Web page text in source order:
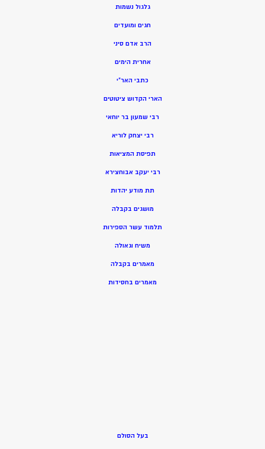
גלגול נשמות
חגים ומועדים
הרב אדם סיני
אחרית הימים
כתבי האר”י
הארי הקדוש ציטוטים
רבי שמעון בר יוחאי
רבי יצחק לוריא
תפיסת המציאות
רבי יעקב אבוחצירא
תת מודע יהדות
מושגים בקבלה
תלמוד עשר הספירות
משיח וגאולה
מאמרים בקבלה
מאמרים בחסידות
בעל הסולם